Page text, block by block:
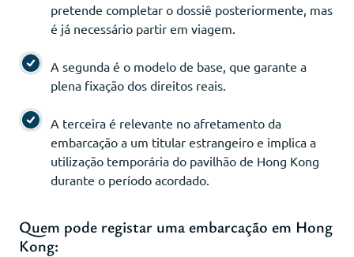
pretende completar o dossiê posteriormente, mas
é já necessário partir em viagem.
A segunda é o modelo de base, que garante a
plena fixação dos direitos reais.
A terceira é relevante no afretamento da
embarcação a um titular estrangeiro e implica a
utilização temporária do pavilhão de Hong Kong
durante o período acordado.
Quem pode registar uma embarcação em Hong
Kong: